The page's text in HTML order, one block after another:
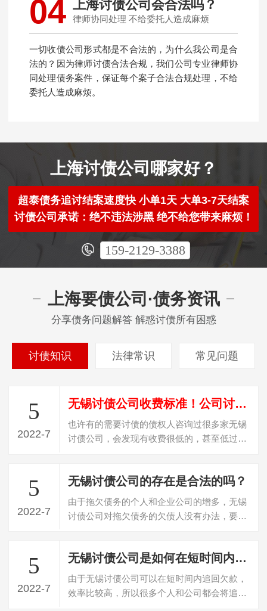
04 上海讨债公司会合法吗？
律师协同处理 不给委托人造成麻烦
一切收债公司形式都是不合法的，为什么我公司是合
法的？因为律师讨债合法合规，我们公司专业律师协
同处理债务案件，保证每个案子合法合规处理，不给
委托人造成麻烦。
上海讨债公司哪家好？
超泰债务追讨结案速度快 小单1天 大单3-7天结案
讨债公司承诺：绝不违法涉黑 绝不给您带来麻烦！
159-2129-3388
上海要债公司·债务资讯
分享债务问题解答 解惑讨债所有困惑
讨债知识 法律常识 常见问题
5
2022-7
无锡讨债公司收费标准！公司讨债是怎么收费？
也许有的需要讨债的债权人咨询过很多家无锡
讨债公司，会发现有收费很低的，甚至低过
5
2022-7
无锡讨债公司的存在是合法的吗？
由于拖欠债务的个人和企业公司的增多，无锡
讨债公司对拖欠债务的欠债人没有办法，要不
5
2022-7
无锡讨债公司是如何在短时间内追回债务的？
由于无锡讨债公司可以在短时间内追回欠款，
效率比较高，所以很多个人和公司都会将追回